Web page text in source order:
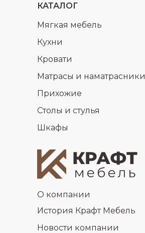
КАТАЛОГ
Кухни
Мягкая мебель
Кровати
Матрасы и наматрасники
Прихожие
Столы и стулья
Шкафы
О компании
История Крафт Мебель
Новости компании